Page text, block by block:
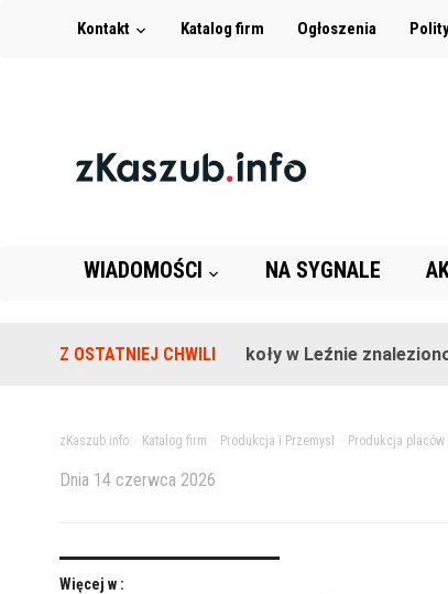
Kontakt Katalog firm Ogłoszenia
WIADOMOŚCI NA SYGNALE
Z OSTATNIEJ CHWILI
Na terenie szkoły w Leźnie znaleziono
zKaszub.info> Katalog firm Produkcja i Przemysł Produkcja placów
Dnia 14 czerwca 2026
Więcej w :